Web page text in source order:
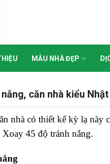
MẪU NHÀ ĐẸP
căn nhà kiểu Nhật
nhà có thiết kế kỳ lạ này
Xoay 45 độ tránh nắng.